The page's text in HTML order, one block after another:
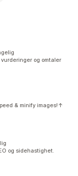
og omtaler
& minify images!↑
og sidehastighet.